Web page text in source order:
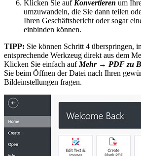
Klicken Sie aufKonvertieren um
umzuwandeln, die Sie dann teilen
Ihren Geschäftsbericht oder sogar
einbinden können.
TIPP: Sie können Schritt 4 überspringen,
entsprechende Werkzeug direkt aus dem
Klicken Sie einfach aufMehr → PDF zu
Sie beim Öffnen der Datei nach Ihren
Bildeinstellungen fragen.